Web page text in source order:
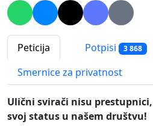
Peticija Potpisi 3 868
Smernice za privatnost
Ulični svirači nisu
svoj status u našem društvu!